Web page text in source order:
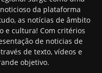
da plataforma
as notícias de âmbito
e cultura! Com critérios
de noticias de
de texto, vídeos e
objetivo.